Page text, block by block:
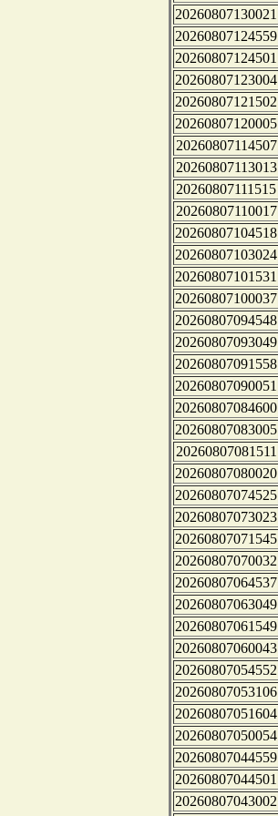
20260807130021
20260807124559
20260807124501
20260807123004
20260807121502
20260807120005
20260807114507
20260807113013
20260807111515
20260807110017
20260807104518
20260807103024
20260807101531
20260807100037
20260807094548
20260807093049
20260807091558
20260807090051
20260807084600
20260807083005
20260807081511
20260807080020
20260807074525
20260807073023
20260807071545
20260807070032
20260807064537
20260807063049
20260807061549
20260807060043
20260807054552
20260807053106
20260807051604
20260807050054
20260807044559
20260807044501
20260807043002